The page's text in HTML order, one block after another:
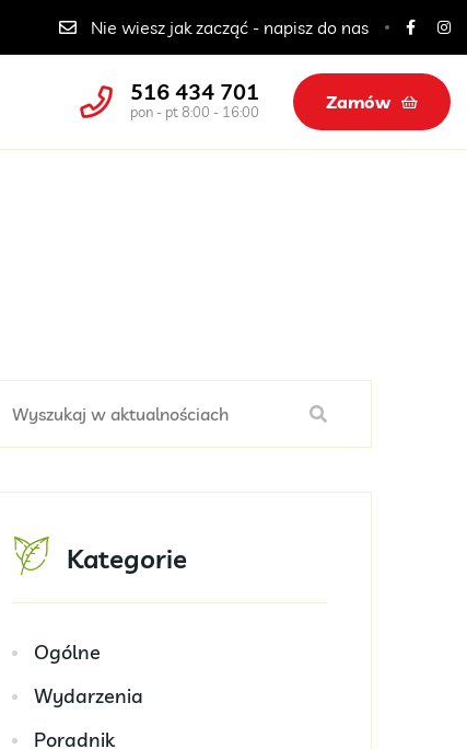
Catering dla szkół, przedszkoli i żłobków
Nie wiesz jak zacząć - napisz do nas
516 434 701
pon - pt 8:00 - 16:00 Zamów
Kategorie
Ogólne
Wydarzenia
Poradnik